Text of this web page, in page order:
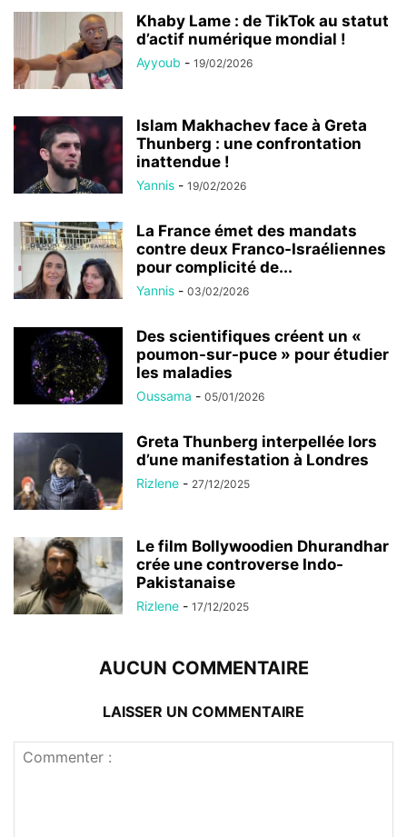
Khaby Lame : de TikTok au statut
d’actif numérique mondial !
Ayyoub - 19/02/2026
Islam Makhachev face à Greta
Thunberg : une confrontation
inattendue !
Yannis - 19/02/2026
La France émet des mandats
contre deux Franco-Israéliennes
pour complicité de...
Yannis - 03/02/2026
Des scientifiques créent un «
poumon-sur-puce » pour étudier
les maladies
Oussama - 05/01/2026
Greta Thunberg interpellée lors
d’une manifestation à Londres
Rizlene - 27/12/2025
Le film Bollywoodien Dhurandhar
crée une controverse Indo-
Pakistanaise
Rizlene - 17/12/2025
AUCUN COMMENTAIRE
LAISSER UN COMMENTAIRE